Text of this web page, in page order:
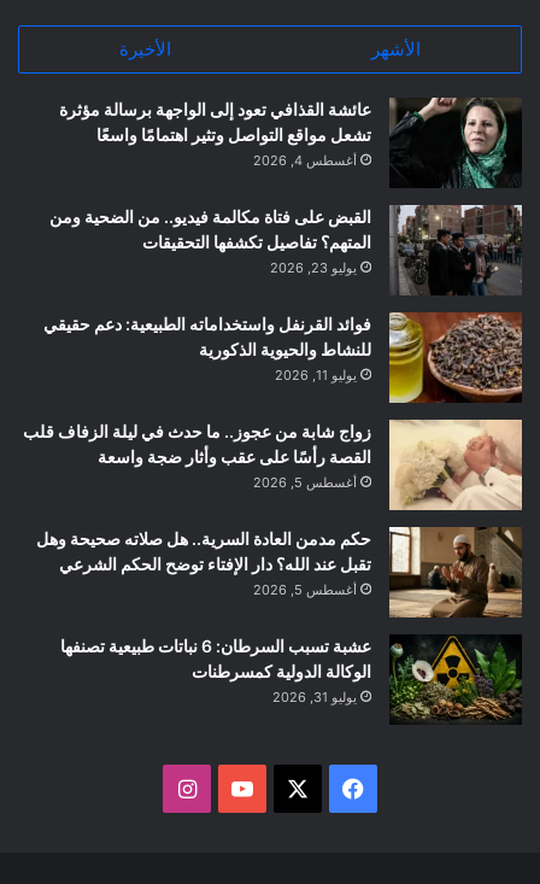
الأشهر الأخيرة
عائشة القذافي تعود إلى الواجهة برسالة مؤثرة
تشعل مواقع التواصل وتثير اهتمامًا واسعًا
أغسطس 4, 2026
القبض على فتاة مكالمة فيديو.. من الضحية ومن
المتهم؟ تفاصيل تكشفها التحقيقات
يوليو 23, 2026
فوائد القرنفل واستخداماته الطبيعية: دعم حقيقي
للنشاط والحيوية الذكورية
يوليو 11, 2026
زواج شابة من عجوز.. ما حدث في ليلة الزفاف قلب
القصة رأسًا على عقب وأثار ضجة واسعة
أغسطس 5, 2026
حكم مدمن العادة السرية.. هل صلاته صحيحة وهل
تقبل عند الله؟ دار الإفتاء توضح الحكم الشرعي
أغسطس 5, 2026
عشبة تسبب السرطان: 6 نباتات طبيعية تصنفها
الوكالة الدولية كمسرطنات
يوليو 31, 2026